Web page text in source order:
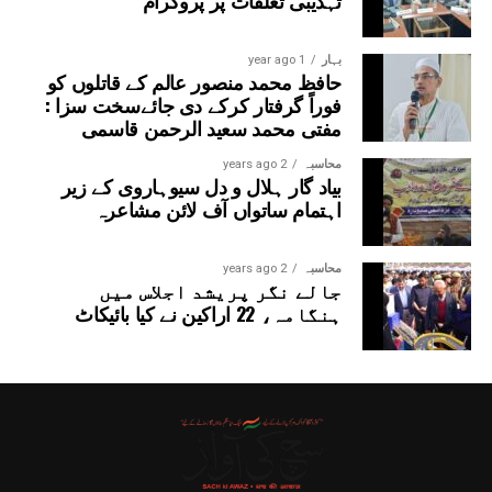
بہار 1 year ago
حافظ محمد منصور عالم کے قاتلوں کو
فوراً گرفتار کرکے دی جائےسخت سزا :
مفتی محمد سعید الرحمن قاسمی
محاسبہ 2 years ago
بیاد گار ہلال و دل سیوہاروی کے زیر
اہتمام ساتواں آف لائن مشاعرہ
محاسبہ 2 years ago
جالے نگر پریشد اجلاس میں
ہنگامہ، 22 اراکین نے کیا بائیکاٹ